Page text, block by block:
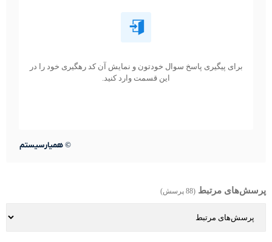
برای پیگیری پاسخ سوال خودتون و نمایش آن کد رهگیری خود را در
این قسمت وارد کنید.
© همیارسیستم
پرسش‌های مرتبط (88 پرسش)